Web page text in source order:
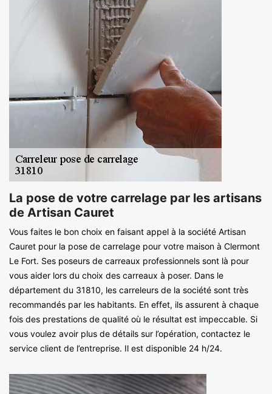
La pose de votre carrelage par les artisans
de Artisan Cauret
Vous faites le bon choix en faisant appel à la société Artisan
Cauret pour la pose de carrelage pour votre maison à Clermont
Le Fort. Ses poseurs de carreaux professionnels sont là pour
vous aider lors du choix des carreaux à poser. Dans le
département du 31810, les carreleurs de la société sont très
recommandés par les habitants. En effet, ils assurent à chaque
fois des prestations de qualité où le résultat est impeccable. Si
vous voulez avoir plus de détails sur l’opération, contactez le
service client de l’entreprise. Il est disponible 24 h/24.